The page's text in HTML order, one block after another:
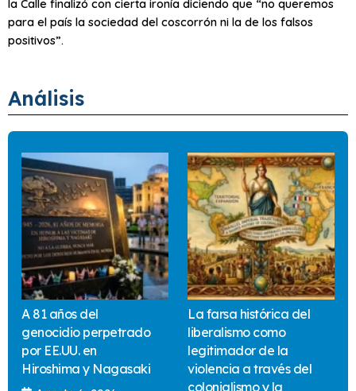
la Calle finalizó con cierta ironía diciendo que “no queremos
para el país la sociedad del coscorrón ni la de los falsos
positivos”.
Análisis
A 81 años del
genocidio perpetrado
por EE.UU. en
Hiroshima y Nagasaki
La farsa histórica del
liberalismo como
legitimador de la
violencia a través del
colonialismo y la